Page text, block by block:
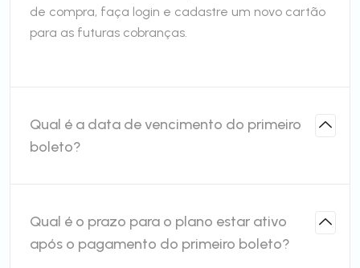
de compra, faça login e cadastre um novo cartão
para as futuras cobranças.
Qual é a data de vencimento do primeiro
boleto?
Qual é o prazo para o plano estar ativo
após o pagamento do primeiro boleto?